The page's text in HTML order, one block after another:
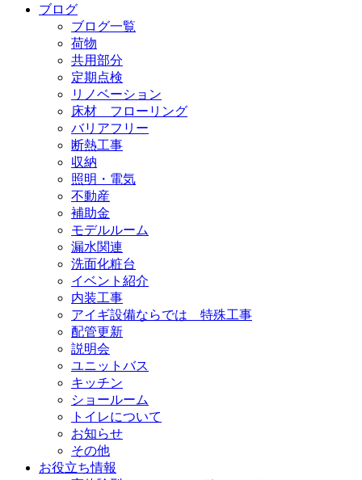
ブログ
ブログ一覧
荷物
共用部分
定期点検
リノベーション
床材 フローリング
バリアフリー
断熱工事
収納
照明・電気
不動産
補助金
モデルルーム
漏水関連
洗面化粧台
イベント紹介
内装工事
アイギ設備ならでは 特殊工事
配管更新
説明会
ユニットバス
キッチン
ショールーム
トイレについて
お知らせ
その他
お役立ち情報